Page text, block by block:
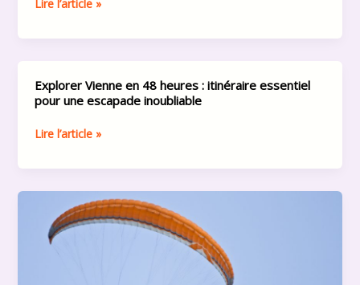
astuces
prix
conseils
pour
découvrir
sans
ruiner
Lire l’article »
Explorer Vienne en 48 heures : itinéraire essentiel
pour une escapade inoubliable
Explorer
Vienne
48
:
itinéraire
essentiel
pour
une
Lire l’article »
parachute